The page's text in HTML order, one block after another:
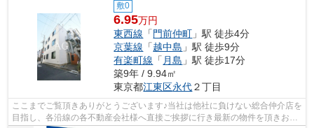
敷0
6.95万円
東西線 「 門前仲町 」駅 徒歩4分
京葉線 「越中島 」駅 徒歩9分
有楽町線 「 月島 」駅 徒歩17分
築9年 / 9.94㎡
東京都江東区永代２丁目
ここまでご覧頂きありがとうございます♪当社は他社に負けない総合仲介店を
目指し、各沿線の各不動産会社様へ直接ご挨拶に行き最新の物件を頂きお客